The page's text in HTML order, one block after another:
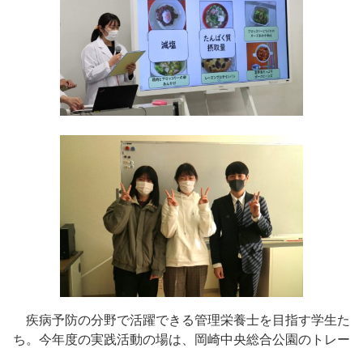
疾病予防の分野で活躍できる管理栄養士を目指す学生た
ち。今年度の実践活動の場は、岡崎中央総合公園のトレー